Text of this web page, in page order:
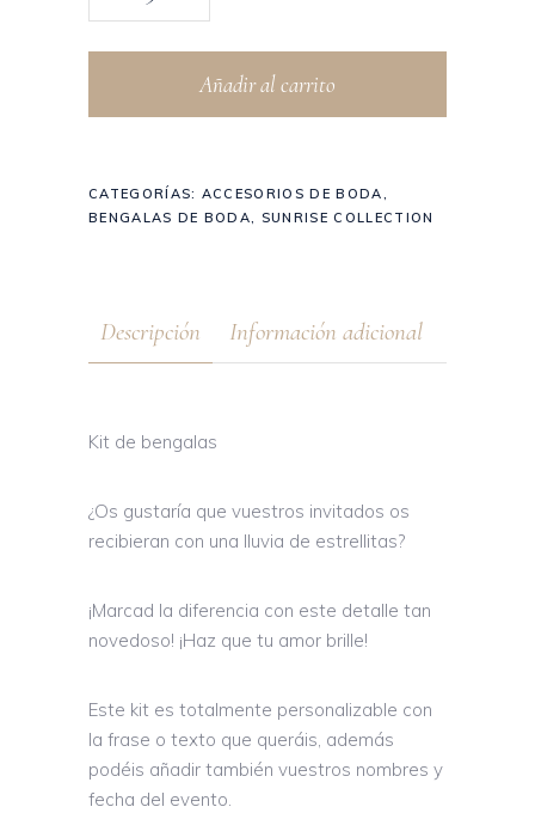
Añadir al carrito
CATEGORÍAS: ACCESORIOS DE BODA,
BENGALAS DE BODA, SUNRISE COLLECTION
Descripción Información adicional
Kit de bengalas
¿Os gustaría que vuestros invitados os
recibieran con una lluvia de estrellitas?
¡Marcad la diferencia con este detalle tan
novedoso! ¡Haz que tu amor brille!
Este kit es totalmente personalizable con
la frase o texto que queráis, además
podéis añadir también vuestros nombres y
fecha del evento.